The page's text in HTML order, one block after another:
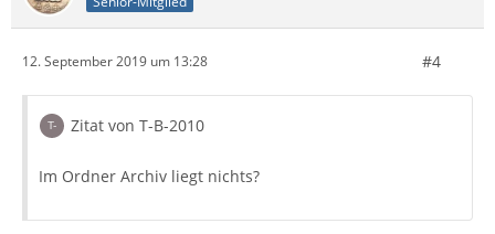
12. September 2019 um 13:28 #4
Zitat von T-B-2010
Im Ordner Archiv liegt nichts?